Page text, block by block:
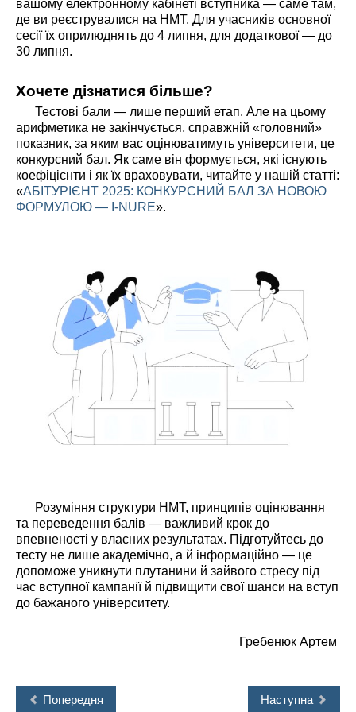
вашому електронному кабінеті вступника — саме там,
де ви реєструвалися на НМТ. Для учасників основної
сесії їх оприлюднять до 4 липня, для додаткової — до
30 липня.
Хочете дізнатися більше?
Тестові бали — лише перший етап. Але на цьому
арифметика не закінчується, справжній «головний»
показник, за яким вас оцінюватимуть університети, це
конкурсний бал. Як саме він формується, які існують
коефіцієнти і як їх враховувати, читайте у нашій статті:
«АБІТУРІЄНТ 2025: КОНКУРСНИЙ БАЛ ЗА НОВОЮ
ФОРМУЛОЮ — I-NURE».
Розуміння структури НМТ, принципів оцінювання
та переведення балів — важливий крок до
впевненості у власних результатах. Підготуйтесь до
тесту не лише академічно, а й інформаційно — це
допоможе уникнути плутанини й зайвого стресу під
час вступної кампанії й підвищити свої шанси на вступ
до бажаного університету.
Гребенюк Артем
Попередня Наступна